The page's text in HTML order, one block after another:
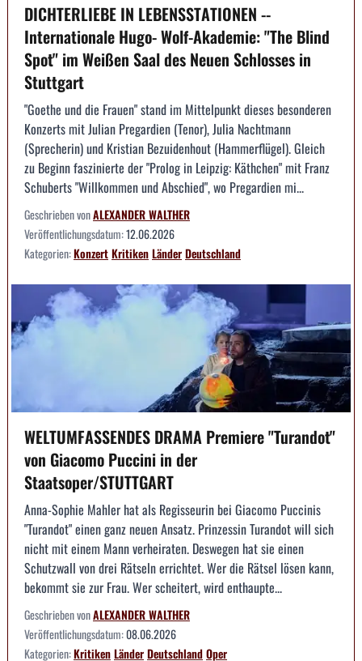
DICHTERLIEBE IN LEBENSSTATIONEN --
Internationale Hugo- Wolf-Akademie: "The Blind
Spot" im Weißen Saal des Neuen Schlosses in
Stuttgart
"Goethe und die Frauen" stand im Mittelpunkt dieses besonderen
Konzerts mit Julian Pregardien (Tenor), Julia Nachtmann
(Sprecherin) und Kristian Bezuidenhout (Hammerflügel). Gleich
zu Beginn faszinierte der "Prolog in Leipzig: Käthchen" mit Franz
Schuberts "Willkommen und Abschied", wo Pregardien mi...
Geschrieben vonALEXANDER WALTHER
Veröffentlichungsdatum:12.06.2026
Kategorien:KonzertKritikenLänderDeutschland
WELTUMFASSENDES DRAMA Premiere "Turandot"
von Giacomo Puccini in der
Staatsoper/STUTTGART
Anna-Sophie Mahler hat als Regisseurin bei Giacomo Puccinis
"Turandot" einen ganz neuen Ansatz. Prinzessin Turandot will sich
nicht mit einem Mann verheiraten. Deswegen hat sie einen
Schutzwall von drei Rätseln errichtet. Wer die Rätsel lösen kann,
bekommt sie zur Frau. Wer scheitert, wird enthaupte...
Geschrieben vonALEXANDER WALTHER
Veröffentlichungsdatum:08.06.2026
Kategorien:KritikenLänderDeutschlandOper